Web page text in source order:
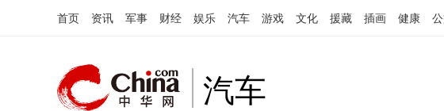
首页 资讯 军事 财经 娱乐 汽车 游戏 文化 援藏 插画 健康
汽车